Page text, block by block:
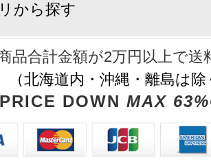
から探す
品合計金額が2万円以上で送
（北海道内・沖縄・離島は
PRICE DOWN MAX